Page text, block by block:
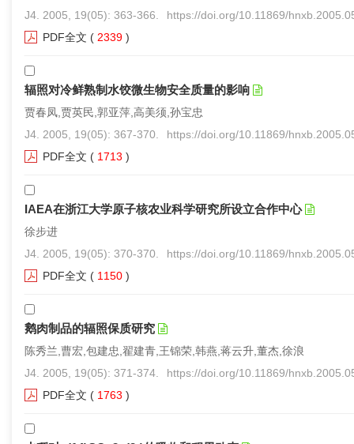
J4. 2005, 19(05): 363-366.
https://doi.org/10.11869/
PDF全文 ( 2339 )
辐照对冷鲜熟制水饺微生物安全质量的影响
贾春凤,贾英民,郭亚萍,高美须,孙宝忠
J4. 2005, 19(05): 367-370.
https://doi.org/10.11869/
PDF全文 ( 1713 )
IAEA在浙江大学原子核农业科学研究所设立合作中心
徐步进
J4. 2005, 19(05): 370-370.
https://doi.org/10.11869/
PDF全文 ( 1150 )
鹅肉制品的辐照保质研究
陈秀兰,曹宏,包建忠,翟建青,王锦荣,韩燕,蒋云升,董杰,徐浪
J4. 2005, 19(05): 371-374.
https://doi.org/10.11869/
PDF全文 ( 1763 )